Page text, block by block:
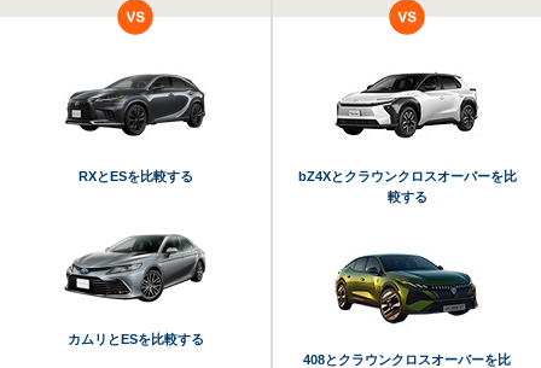
RXとESを比較する
カムリとESを比較する
bZ4Xとクラウンクロスオーバーを比
較する
408とクラウンクロスオーバーを比